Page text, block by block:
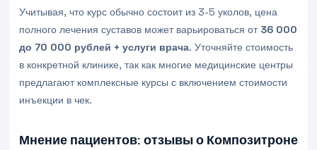
Учитывая, что курс обычно состоит из 3-5 уколов, цена
полного лечения суставов может варьироваться от 36 000
до 70 000 рублей + услуги врача. Уточняйте стоимость
в конкретной клинике, так как многие медицинские центры
предлагают комплексные курсы с включением стоимости
инъекции в чек.
Мнение пациентов: отзывы о Композитроне